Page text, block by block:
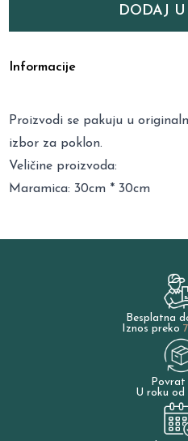
DODAJ
Informacije
Proizvodi se pakuju u
izbor za poklon.
Veličine proizvoda:
Maramica: 30cm * 30cm
Besplatna
Iznos preko
Povrat
U roku od